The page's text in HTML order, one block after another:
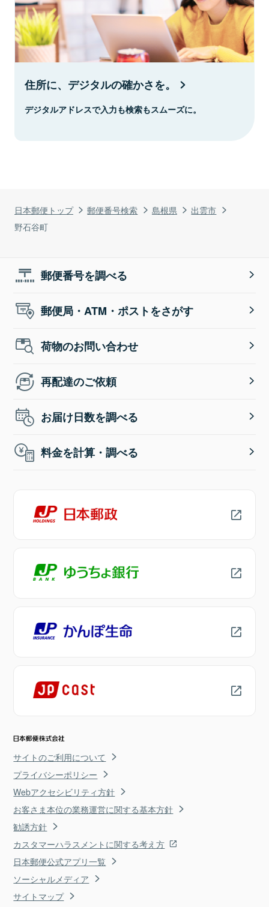
日本郵便トップ 郵便番号検索 島根県
出雲市
野石谷町
住所に、デジタルの確かさを。
デジタルアドレスで入力も検索もスムーズに。
郵便番号を調べる
郵便局・ATM・ポストをさがす
荷物のお問い合わせ
再配達のご依頼
お届け日数を調べる
料金を計算・調べる
サイトのご利用について
プライバシーポリシー
Webアクセシビリティ方針
お客さま本位の業務運営に関する基本方針
勧誘方針
カスタマーハラスメントに関する考え方
日本郵便公式アプリ一覧
ソーシャルメディア
サイトマップ